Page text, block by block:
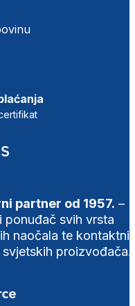
partner od 1957. –
ponuđač svih vrsta
naočala te
proizvođača.